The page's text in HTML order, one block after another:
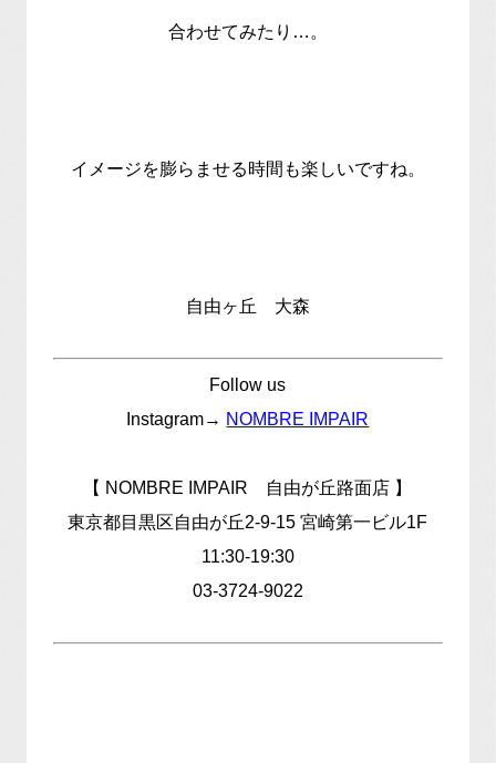
合わせてみたり…。
イメージを膨らませる時間も楽しいですね。
自由ヶ丘 大森
Follow us
Instagram→ NOMBRE IMPAIR
【 NOMBRE IMPAIR 自由が丘路面店 】
東京都目黒区自由が丘2-9-15 宮崎第一ビル1F
11:30-19:30
03-3724-9022